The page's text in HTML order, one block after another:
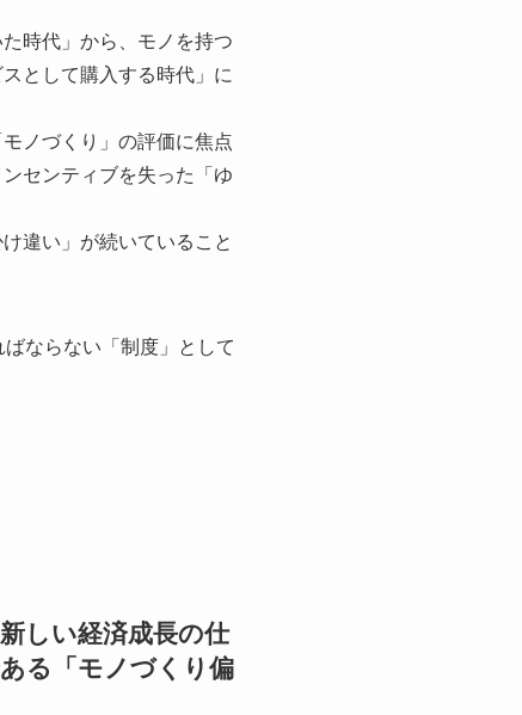
時代」から、モノを持つ
として購入する時代」に
ノづくり」の評価に焦点
センティブを失った「ゆ
違い」が続いていること
ならない「制度」として
しい経済成長の仕
る「モノづくり偏